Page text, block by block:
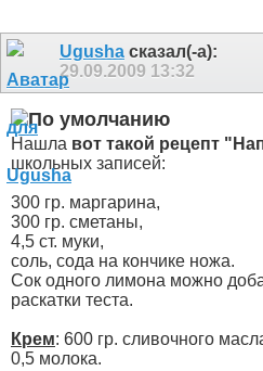
Ugusha сказал(-а):
29.09.2009 13:32
Нашла вот такой рецепт
школьных записей:
300 гр. маргарина,
300 гр. сметаны,
4,5 ст. муки,
соль, сода на кончике ножа.
Сок одного лимона можно
раскатки теста.
Крем: 600 гр. сливочного
0,5 молока.